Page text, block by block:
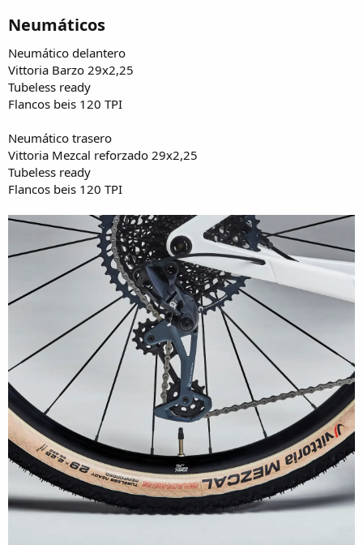
Neumáticos​
Neumático delantero
Vittoria Barzo 29x2,25
Tubeless ready
Flancos beis 120 TPI
Neumático trasero
Vittoria Mezcal reforzado 29x2,25
Tubeless ready
Flancos beis 120 TPI